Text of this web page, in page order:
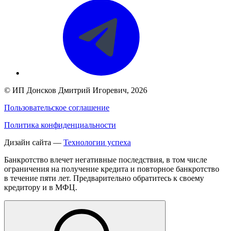
© ИП Донсков Дмитрий Игоревич, 2026
Пользовательское соглашение
Политика конфиденциальности
Дизайн сайта — Технологии успеха
Банкротство влечет негативные последствия, в том числе
ограничения на получение кредита и повторное банкротство
в течение пяти лет. Предварительно обратитесь к своему
кредитору и в МФЦ.